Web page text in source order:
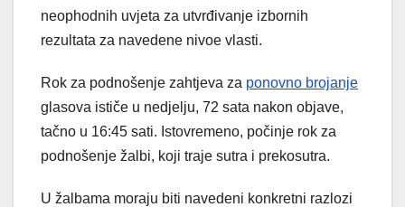
neophodnih uvjeta za utvrđivanje izbornih
rezultata za navedene nivoe vlasti.
Rok za podnošenje zahtjeva za ponovno brojanje
glasova ističe u nedjelju, 72 sata nakon objave,
tačno u 16:45 sati. Istovremeno, počinje rok za
podnošenje žalbi, koji traje sutra i prekosutra.
U žalbama moraju biti navedeni konkretni razlozi